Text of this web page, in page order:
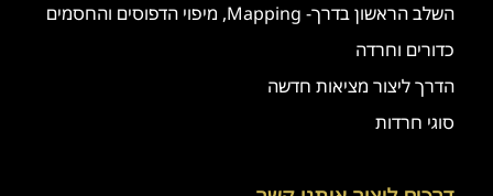
השלב הראשון בדרך- Mapping, מיפוי הדפוסים והחסמים
כדורים וחרדה
הדרך ליצור מציאות חדשה
סוגי חרדות